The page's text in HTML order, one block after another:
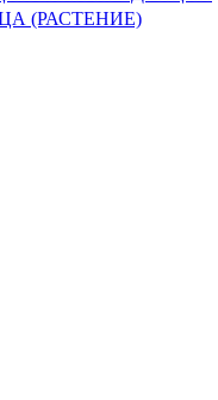
(РАСТЕНИЕ)